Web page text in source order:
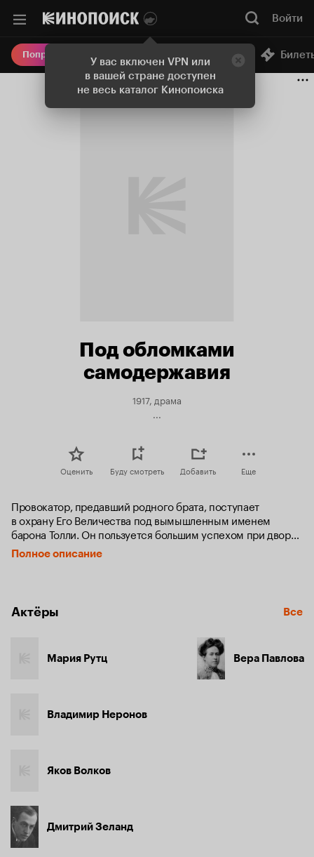
У вас включен VPN или
в вашей стране доступен
не весь каталог Кинопоиска
Войти
Попробовать Плюс Онлайн-кинотеатр
Под обломками
самодержавия
1917, драма
...
Оценить Буду смотреть Добавить Еще
Провокатор, предавший родного брата, поступает
в охрану Его Величества под вымышленным именем
барона Толли. Он пользуется большим успехом при дворе
и добивается благосклонного расположения знатной
дамы, которая становится его любовницей. Позже
Полное описание
Актёры Все
Мария Рутц
Владимир Неронов
Яков Волков
Дмитрий Зеланд
Вера Павлова